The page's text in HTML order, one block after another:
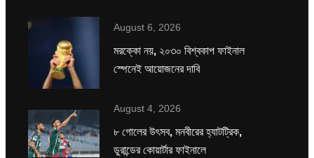
August 6, 2026
মরক্কো নয়, ২০৩০ বিশ্বকাপ ফাইনাল
স্পেনেই আয়োজনের দাবি
August 4, 2026
৮ গোলের উৎসব, মনবীরের হ্যাটট্রিক,
ডুরান্ডের কোয়ার্টার ফাইনালে